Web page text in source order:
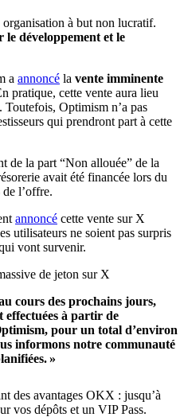
organisation à but non lucratif.
le développement et le
a annoncé la vente imminente
pratique, cette vente aura lieu
. Toutefois, Optimism n’a pas
qui prendront part à cette
de la part “Non allouée” de la
avait été financée lors du
l’offre.
annoncé cette vente sur X
utilisateurs ne soient pas surpris
vont survenir.
cours des prochains jours,
effectuées à partir de
pour un total d’environ
informons notre communauté
»
des avantages OKX : jusqu’à
vos dépôts et un VIP Pass.